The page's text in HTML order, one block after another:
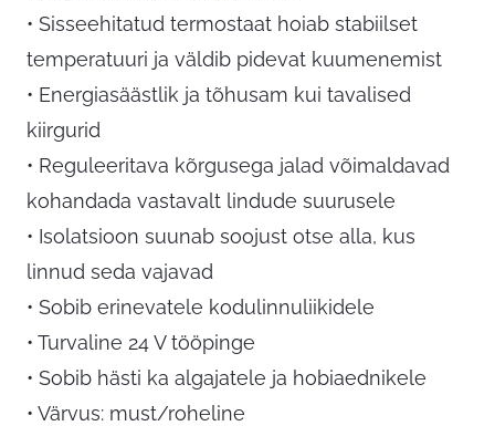
• Sisseehitatud termostaat hoiab stabiilset
temperatuuri ja väldib pidevat kuumenemist
• Energiasäästlik ja tõhusam kui tavalised
kiirgurid
• Reguleeritava kõrgusega jalad võimaldavad
kohandada vastavalt lindude suurusele
• Isolatsioon suunab soojust otse alla, kus
linnud seda vajavad
• Sobib erinevatele kodulinnuliikidele
• Turvaline 24 V tööpinge
• Sobib hästi ka algajatele ja hobiaednikele
• Värvus: must/roheline